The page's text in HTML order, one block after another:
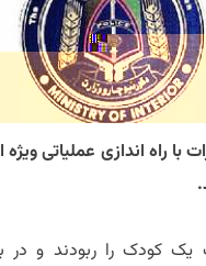
راه اندازی عملیاتی ویژه
یک کودک را ربودند و در